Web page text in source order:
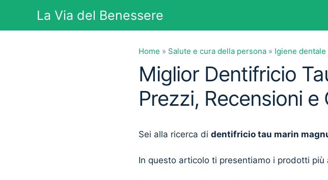
contenuto
La Via del Benessere
Home » Salute e cura della persona » Igiene dentale
Miglior Dentifricio
Prezzi, Recensioni
Sei alla ricerca di dentifricio tau marin
In questo articolo ti presentiamo i prodotti più